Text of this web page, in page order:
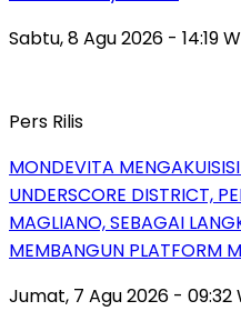
Sabtu, 8 Agu 2026 - 14:19
Pers Rilis
MONDEVITA
UNDERSCORE DISTRICT,
MAGLIANO, SEBAGAI
MEMBANGUN PLATFORM
Jumat, 7 Agu 2026 - 09:32